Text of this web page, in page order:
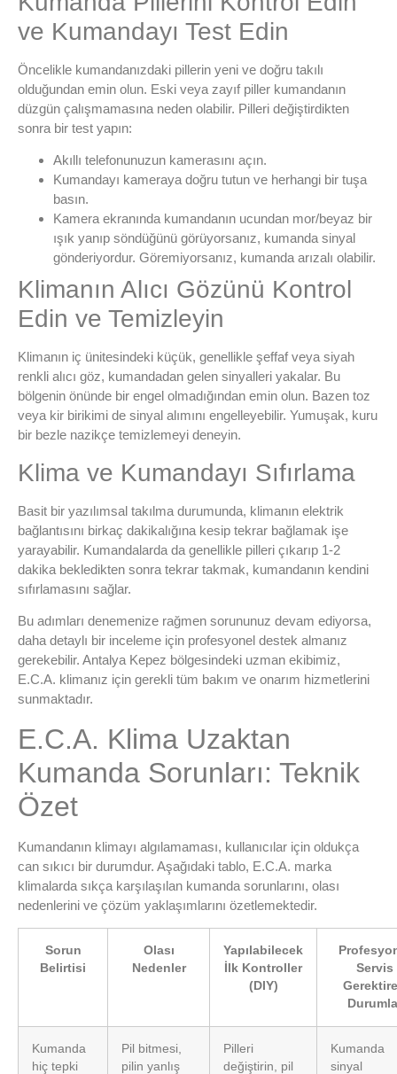
ve Kumandayı Test Edin
Öncelikle kumandanızdaki pillerin yeni ve doğru takılı
olduğundan emin olun. Eski veya zayıf piller kumandanın
düzgün çalışmamasına neden olabilir. Pilleri değiştirdikten
sonra bir test yapın:
Akıllı telefonunuzun kamerasını açın.
Kumandayı kameraya doğru tutun ve herhangi bir tuşa
basın.
Kamera ekranında kumandanın ucundan mor/beyaz bir
ışık yanıp söndüğünü görüyorsanız, kumanda sinyal
gönderiyordur. Göremiyorsanız, kumanda arızalı olabilir.
Klimanın Alıcı Gözünü Kontrol
Edin ve Temizleyin
Klimanın iç ünitesindeki küçük, genellikle şeffaf veya siyah
renkli alıcı göz, kumandadan gelen sinyalleri yakalar. Bu
bölgenin önünde bir engel olmadığından emin olun. Bazen toz
veya kir birikimi de sinyal alımını engelleyebilir. Yumuşak, kuru
bir bezle nazikçe temizlemeyi deneyin.
Klima ve Kumandayı Sıfırlama
Basit bir yazılımsal takılma durumunda, klimanın elektrik
bağlantısını birkaç dakikalığına kesip tekrar bağlamak işe
yarayabilir. Kumandalarda da genellikle pilleri çıkarıp 1-2
dakika bekledikten sonra tekrar takmak, kumandanın kendini
sıfırlamasını sağlar.
Bu adımları denemenize rağmen sorununuz devam ediyorsa,
daha detaylı bir inceleme için profesyonel destek almanız
gerekebilir. Antalya Kepez bölgesindeki uzman ekibimiz,
E.C.A. klimanız için gerekli tüm bakım ve onarım hizmetlerini
sunmaktadır.
E.C.A. Klima Uzaktan
Kumanda Sorunları: Teknik
Özet
Kumandanın klimayı algılamaması, kullanıcılar için oldukça
can sıkıcı bir durumdur. Aşağıdaki tablo, E.C.A. marka
klimalarda sıkça karşılaşılan kumanda sorunlarını, olası
nedenlerini ve çözüm yaklaşımlarını özetlemektedir.
Sorun
Belirtisi
Olası
Nedenler
Yapılabilecek
İlk Kontroller
(DIY)
Servis
Kumanda
hiç tepki
Pil bitmesi,
pilin yanlış
Pilleri
değiştirin, pil
Kumanda
sinyal